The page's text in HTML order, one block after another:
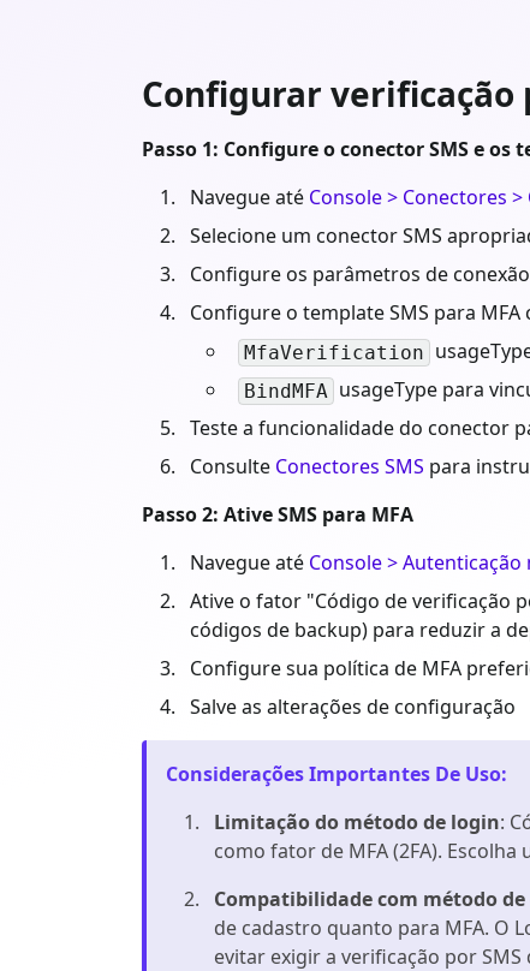
Configurar verificação
Passo 1: Configure o conector SMS e os
Navegue até Console > Conectores
Selecione um conector SMS
Configure os parâmetros de
Configure o template SMS para
MfaVerification
BindMFA usageType para
Teste a funcionalidade do conector
Consulte Conectores SMS para
Passo 2: Ative SMS para MFA
Navegue até Console >
Ative o fator "Código de verificação
códigos de backup) para reduzir a
Configure sua política de MFA
Salve as alterações de configuração
Considerações Importantes De Uso:
Limitação do método de login:
como fator de MFA (2FA).
Compatibilidade com método
de cadastro quanto para MFA. O
evitar exigir a verificação por